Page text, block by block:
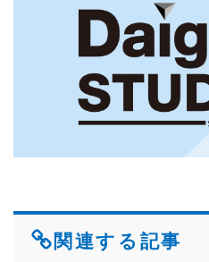
関連する記事